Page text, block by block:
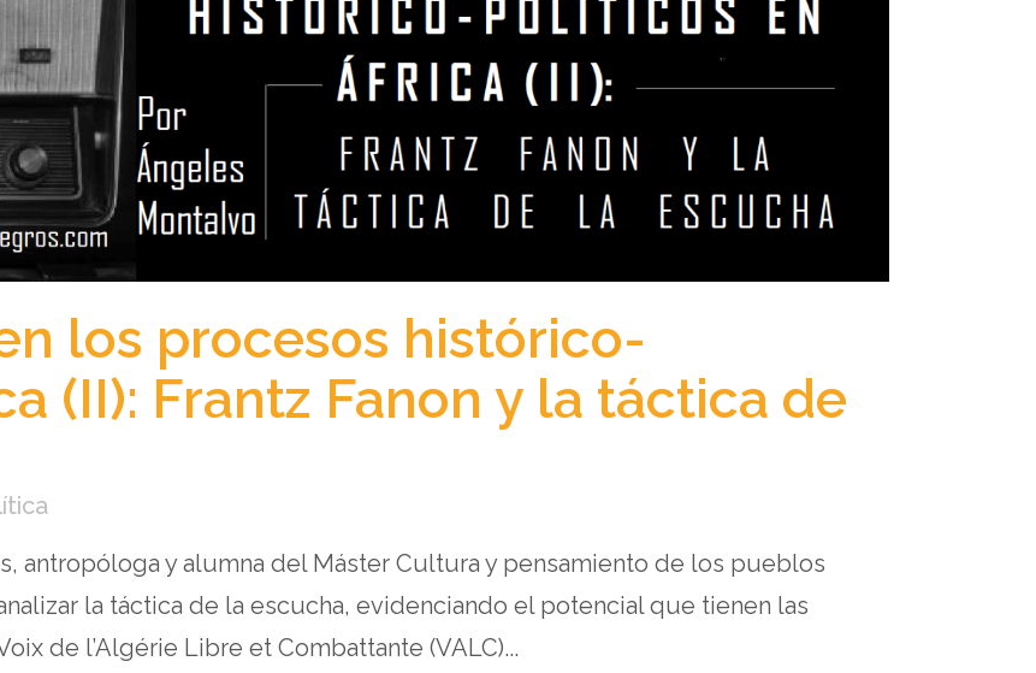
los procesos histórico-
(II): Frantz Fanon y la táctica de
antropóloga y alumna del Máster Cultura y pensamiento de los pueblos
la táctica de la escucha, evidenciando el potencial que tienen las
de l’Algérie Libre et Combattante (VALC)...